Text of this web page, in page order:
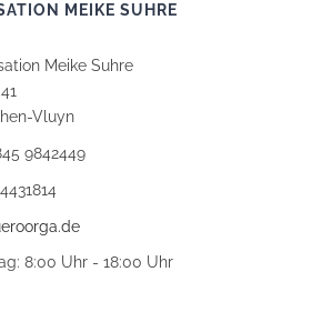
MEIKE SUHRE
Meike Suhre
Vluyn
9842449
8:00 Uhr - 18:00 Uhr